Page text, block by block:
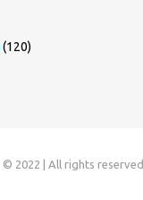
(120)
© 2022 | All rights reserved